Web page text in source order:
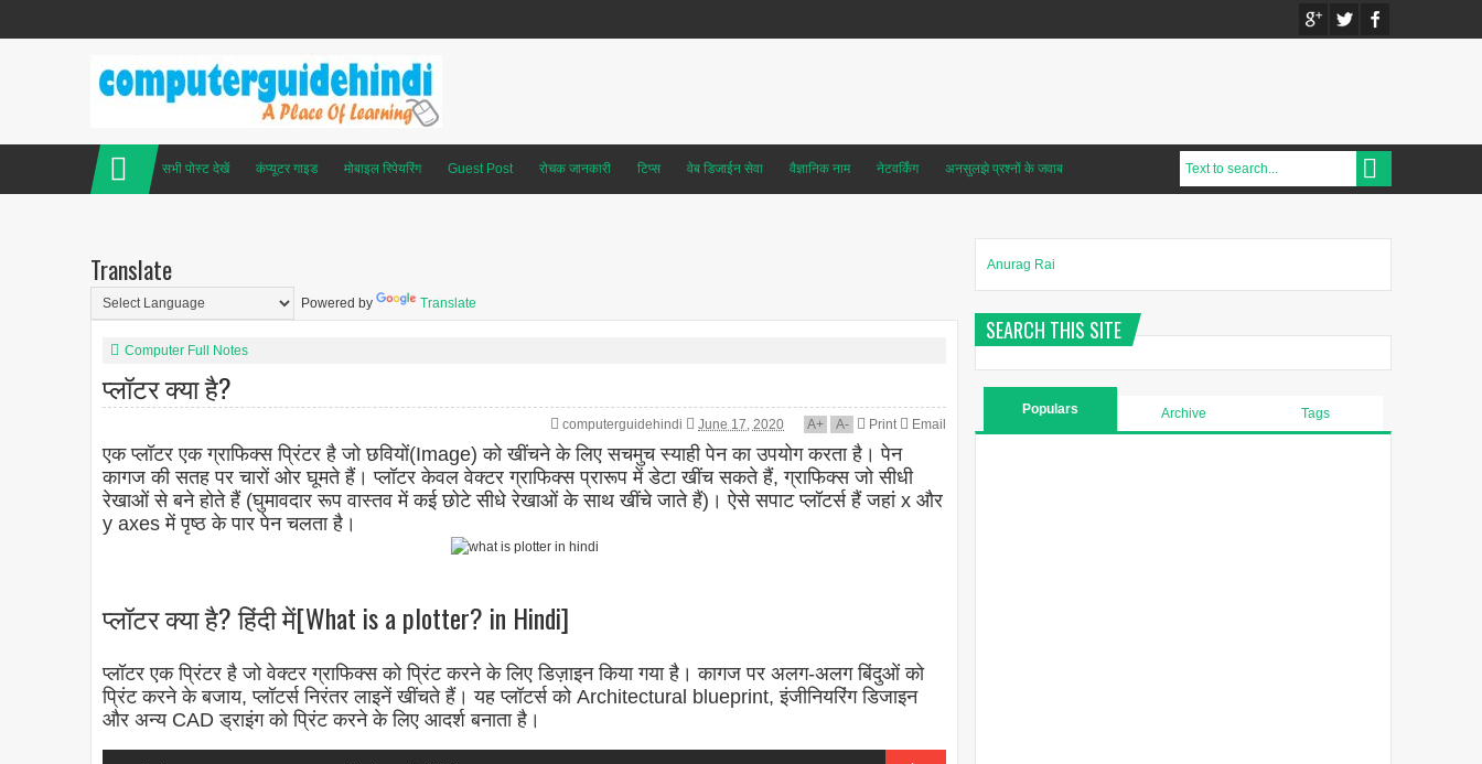
सभी पोस्ट देखें कंप्यूटर गाइड मोबाइल रिपेयरिंग Guest Post रोचक जानकारी टिप्स वेब डिजाईन सेवा वैज्ञानिक नाम नेटवर्किंग अनसुलझे प्रश्नों के जवाब
Translate
Powered by Translate
Computer Full Notes
प्लॉटर क्या है?
computerguidehindi June 17, 2020 A+ A- Print Email
एक प्लॉटर एक ग्राफिक्स प्रिंटर है जो छवियों(Image) को खींचने के लिए सचमुच स्याही पेन का उपयोग करता है। पेन
कागज की सतह पर चारों ओर घूमते हैं। प्लॉटर केवल वेक्टर ग्राफिक्स प्रारूप में डेटा खींच सकते हैं, ग्राफिक्स जो सीधी
रेखाओं से बने होते हैं (घुमावदार रूप वास्तव में कई छोटे सीधे रेखाओं के साथ खींचे जाते हैं)। ऐसे सपाट प्लॉटर्स हैं जहां x और
y axes में पृष्ठ के पार पेन चलता है।
प्लॉटर क्या है? हिंदी में[What is a plotter? in Hindi]
प्लॉटर एक प्रिंटर है जो वेक्टर ग्राफिक्स को प्रिंट करने के लिए डिज़ाइन किया गया है। कागज पर अलग-अलग बिंदुओं को
प्रिंट करने के बजाय, प्लॉटर्स निरंतर लाइनें खींचते हैं। यह प्लॉटर्स को Architectural blueprint, इंजीनियरिंग डिजाइन
और अन्य CAD ड्राइंग को प्रिंट करने के लिए आदर्श बनाता है।
Anurag Rai
SEARCH THIS SITE
Populars Archive Tags